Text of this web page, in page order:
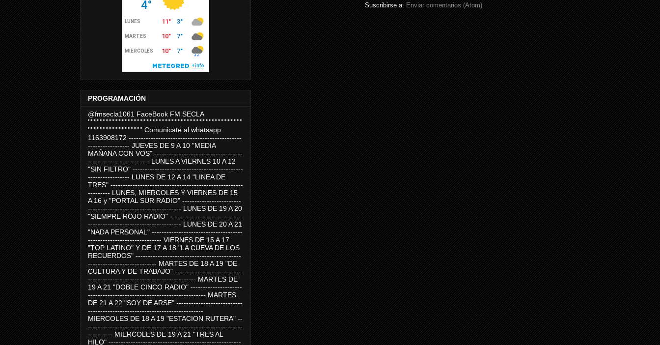
Suscribirse a: Enviar comentarios (Atom)
PROGRAMACIÓN
@fmsecla1061 FaceBook FM SECLA
'''''''''''''''''''''''''''''''''''''''''''''''''''''''''''''''''''''''''''''''''''''''''''''''''''''''''
''''''''''''''''''''''''''''''''''''' Comunicate al whatsapp
1163908172 ----------------------------------------------
----------------- JUEVES DE 9 A 10 "MEDIA
MAÑANA CON VOS" ------------------------------------
------------------------- LUNES A VIERNES 10 A 12
"SIN FILTRO" ---------------------------------------------
----------------- LUNES DE 12 A 14 "LINEA DE
TRES" ------------------------------------------------------
--------- LUNES, MIERCOLES Y VIERNES DE 15
A 16 y "PORTAL SUR RADIO" ------------------------
-------------------------------------- LUNES DE 19 A 20
"SIEMPRE ROJO RADIO" -----------------------------
-------------------------------------- LUNES DE 20 A 21
"NADA PERSONAL" -------------------------------------
------------------------------ VIERNES DE 15 A 17
"TOP LATINO" Y DE 17 A 18 "LA CUEVA DE LOS
RECUERDOS" -------------------------------------------
---------------------------- MARTES DE 18 A 19 "DE
CULTURA Y DE TRABAJO" ---------------------------
-------------------------------------------- MARTES DE
19 A 21 "DOBLE CINCO RADIO" ---------------------
------------------------------------------------ MARTES
DE 21 A 22 "SOY DE ARSE" ---------------------------
-----------------------------------------------
MIERCOLES DE 18 A 19 "ESTACION RUTERA" --
---------------------------------------------------------------
---------- MIERCOLES DE 19 A 21 "TRES AL
HILO" ------------------------------------------------------